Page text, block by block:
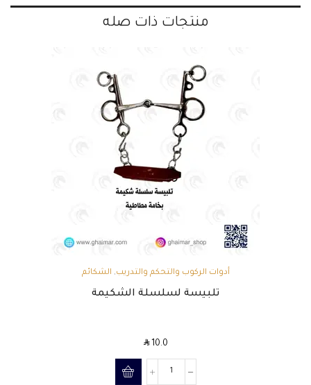
منتجات ذات صله
أدوات الركوب والتحكم والتدريب, الشكائم
تلبيسة لسلسلة الشكيمة
SAR10.0